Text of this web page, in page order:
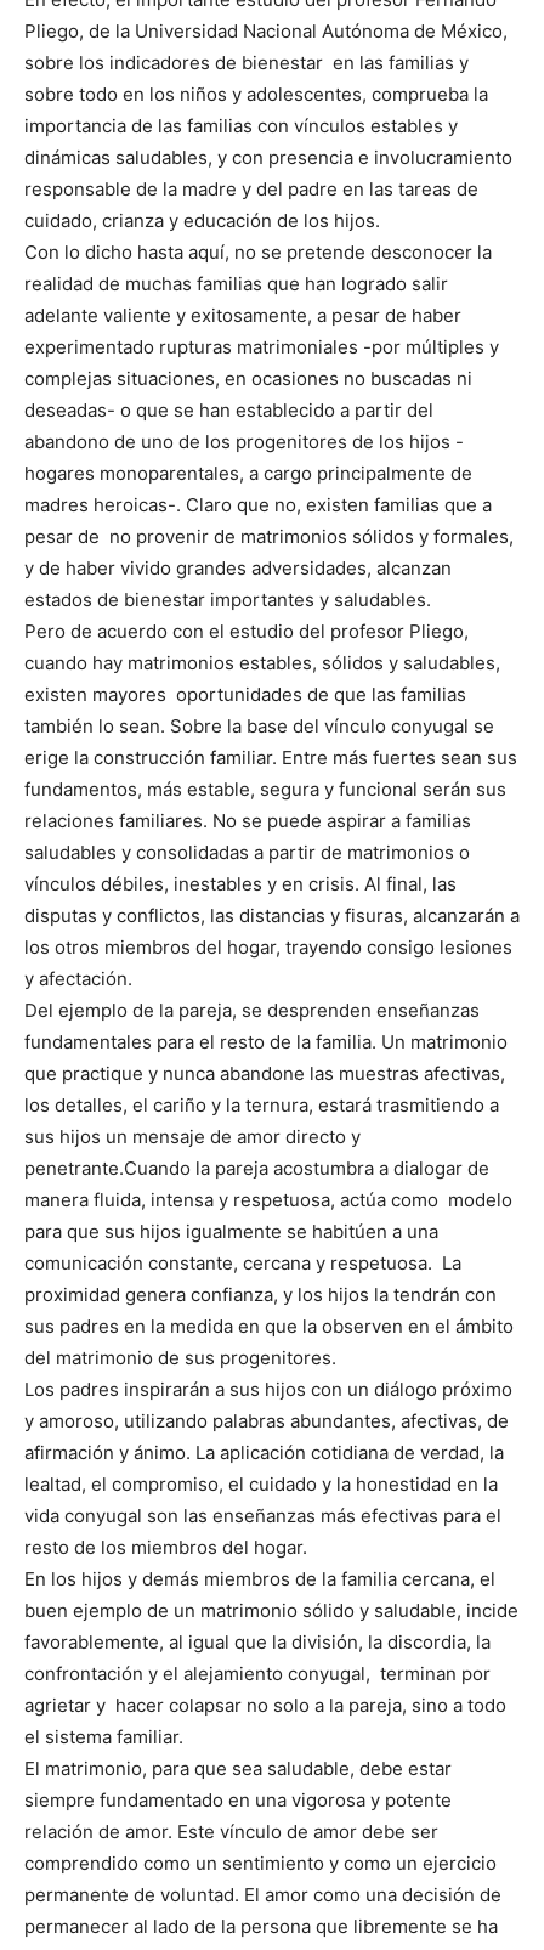
Pliego, de la Universidad Nacional Autónoma de México,
sobre los indicadores de bienestar en las familias y
sobre todo en los niños y adolescentes, comprueba la
importancia de las familias con vínculos estables y
dinámicas saludables, y con presencia e involucramiento
responsable de la madre y del padre en las tareas de
cuidado, crianza y educación de los hijos.
Con lo dicho hasta aquí, no se pretende desconocer la
realidad de muchas familias que han logrado salir
adelante valiente y exitosamente, a pesar de haber
experimentado rupturas matrimoniales -por múltiples y
complejas situaciones, en ocasiones no buscadas ni
deseadas- o que se han establecido a partir del
abandono de uno de los progenitores de los hijos -
hogares monoparentales, a cargo principalmente de
madres heroicas-. Claro que no, existen familias que a
pesar de no provenir de matrimonios sólidos y formales,
y de haber vivido grandes adversidades, alcanzan
estados de bienestar importantes y saludables.
Pero de acuerdo con el estudio del profesor Pliego,
cuando hay matrimonios estables, sólidos y saludables,
existen mayores oportunidades de que las familias
también lo sean. Sobre la base del vínculo conyugal se
erige la construcción familiar. Entre más fuertes sean sus
fundamentos, más estable, segura y funcional serán sus
relaciones familiares. No se puede aspirar a familias
saludables y consolidadas a partir de matrimonios o
vínculos débiles, inestables y en crisis. Al final, las
disputas y conflictos, las distancias y fisuras, alcanzarán a
los otros miembros del hogar, trayendo consigo lesiones
y afectación.
Del ejemplo de la pareja, se desprenden enseñanzas
fundamentales para el resto de la familia. Un matrimonio
que practique y nunca abandone las muestras afectivas,
los detalles, el cariño y la ternura, estará trasmitiendo a
sus hijos un mensaje de amor directo y
penetrante.Cuando la pareja acostumbra a dialogar de
manera fluida, intensa y respetuosa, actúa como modelo
para que sus hijos igualmente se habitúen a una
comunicación constante, cercana y respetuosa. La
proximidad genera confianza, y los hijos la tendrán con
sus padres en la medida en que la observen en el ámbito
del matrimonio de sus progenitores.
Los padres inspirarán a sus hijos con un diálogo próximo
y amoroso, utilizando palabras abundantes, afectivas, de
afirmación y ánimo. La aplicación cotidiana de verdad, la
lealtad, el compromiso, el cuidado y la honestidad en la
vida conyugal son las enseñanzas más efectivas para el
resto de los miembros del hogar.
En los hijos y demás miembros de la familia cercana, el
buen ejemplo de un matrimonio sólido y saludable, incide
favorablemente, al igual que la división, la discordia, la
confrontación y el alejamiento conyugal, terminan por
agrietar y hacer colapsar no solo a la pareja, sino a todo
el sistema familiar.
El matrimonio, para que sea saludable, debe estar
siempre fundamentado en una vigorosa y potente
relación de amor. Este vínculo de amor debe ser
comprendido como un sentimiento y como un ejercicio
permanente de voluntad. El amor como una decisión de
permanecer al lado de la persona que libremente se ha